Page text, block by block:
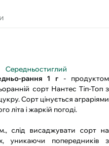
Середньостиглий
рання 1 г - продуктом
сорт Нантес Тіп-Топ з
Сорт цінується аграріями
літа і жаркій погоді.
слід висаджувати сорт на
уникаючи попередників з